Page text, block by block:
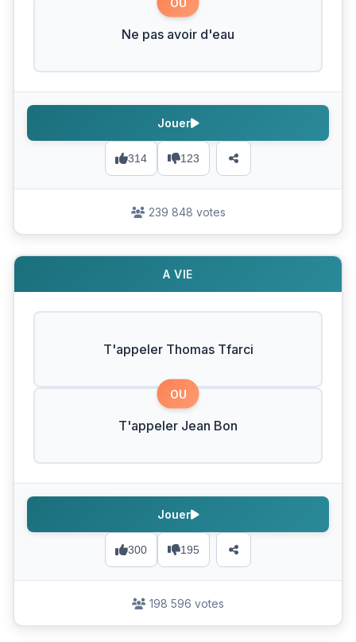
Ne pas avoir d'eau
314 123
Jouer
239 848 votes
A VIE
T'appeler Thomas Tfarci
OU
T'appeler Jean Bon
300 195
Jouer
198 596 votes